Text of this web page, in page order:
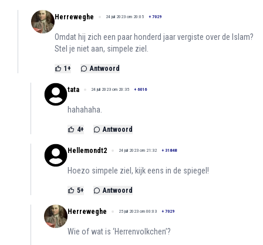
Herreweghe 24 juli 2023 om 20:05 + 7029
Omdat hij zich een paar honderd jaar vergiste over de Islam?
Stel je niet aan, simpele ziel.
1 + Antwoord
tata 24 juli 2023 om 20:35 + 6016
hahahaha.
4+ Antwoord
Hellemondt2 24 juli 2023 om 21:32 + 31848
Hoezo simpele ziel, kijk eens in de spiegel!
5+ Antwoord
Herreweghe 25 juli 2023 om 00:03 + 7029
Wie of wat is ‘Herrenvolkchen’?